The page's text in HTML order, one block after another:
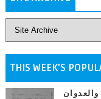
THIS WEEK'S